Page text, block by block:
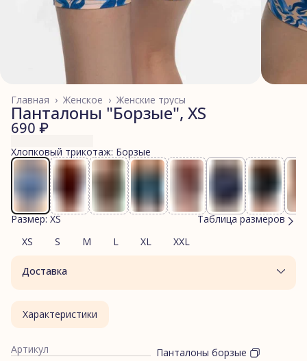
Женские трусы
Женское ›
Главная ›
Панталоны "Борзые", XS
690 ₽
Хлопковый трикотаж: Борзые
Размер: XS
Таблица размеров
XS
S M L XL XXL
Доставка
Характеристики
Артикул
Панталоны борзые